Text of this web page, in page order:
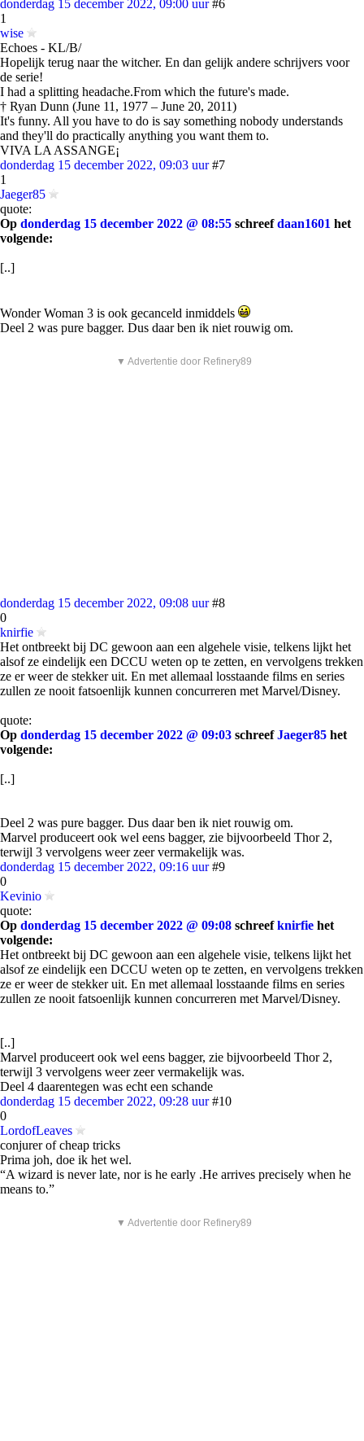
donderdag 15 december 2022, 09:00 uur #6
1
wise
Echoes - KL/B/
Hopelijk terug naar the witcher. En dan gelijk andere schrijvers voor
de serie!
I had a splitting headache.From which the future's made.
† Ryan Dunn (June 11, 1977 – June 20, 2011)
It's funny. All you have to do is say something nobody understands
and they'll do practically anything you want them to.
VIVA LA ASSANGE¡
donderdag 15 december 2022, 09:03 uur #7
1
Jaeger85
quote:
Op donderdag 15 december 2022 @ 08:55 schreefdaan1601 het
volgende:
[..]
Wonder Woman 3 is ook gecanceld inmiddels
Deel 2 was pure bagger. Dus daar ben ik niet rouwig om.
▼ Advertentie door Refinery89
donderdag 15 december 2022, 09:08 uur #8
0
knirfie
Het ontbreekt bij DC gewoon aan een algehele visie, telkens lijkt het
alsof ze eindelijk een DCCU weten op te zetten, en vervolgens trekken
ze er weer de stekker uit. En met allemaal losstaande films en series
zullen ze nooit fatsoenlijk kunnen concurreren met Marvel/Disney.
quote:
Op donderdag 15 december 2022 @ 09:03 schreefJaeger85 het
volgende:
[..]
Deel 2 was pure bagger. Dus daar ben ik niet rouwig om.
Marvel produceert ook wel eens bagger, zie bijvoorbeeld Thor 2,
terwijl 3 vervolgens weer zeer vermakelijk was.
donderdag 15 december 2022, 09:16 uur #9
0
Kevinio
quote:
Op donderdag 15 december 2022 @ 09:08 schreefknirfie het
volgende:
Het ontbreekt bij DC gewoon aan een algehele visie, telkens lijkt het
alsof ze eindelijk een DCCU weten op te zetten, en vervolgens trekken
ze er weer de stekker uit. En met allemaal losstaande films en series
zullen ze nooit fatsoenlijk kunnen concurreren met Marvel/Disney.
[..]
Marvel produceert ook wel eens bagger, zie bijvoorbeeld Thor 2,
terwijl 3 vervolgens weer zeer vermakelijk was.
Deel 4 daarentegen was echt een schande
donderdag 15 december 2022, 09:28 uur #10
0
LordofLeaves
conjurer of cheap tricks
Prima joh, doe ik het wel.
“A wizard is never late, nor is he early .He arrives precisely when he
means to.”
▼ Advertentie door Refinery89